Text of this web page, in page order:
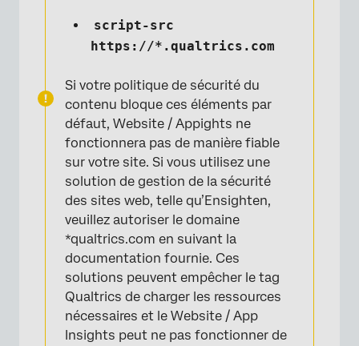
script-src
https://*.qualtrics.com
Si votre politique de sécurité du
contenu bloque ces éléments par
défaut, Website / Appights ne
fonctionnera pas de manière fiable
sur votre site. Si vous utilisez une
solution de gestion de la sécurité
des sites web, telle qu’Ensighten,
veuillez autoriser le domaine
*qualtrics.com en suivant la
documentation fournie. Ces
solutions peuvent empêcher le tag
Qualtrics de charger les ressources
nécessaires et le Website / App
Insights peut ne pas fonctionner de